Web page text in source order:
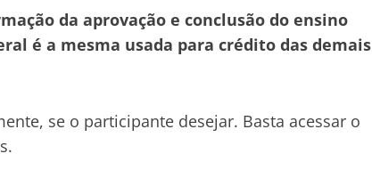
da aprovação e conclusão do ensino
é a mesma usada para crédito das demais
se o participante desejar. Basta acessar o